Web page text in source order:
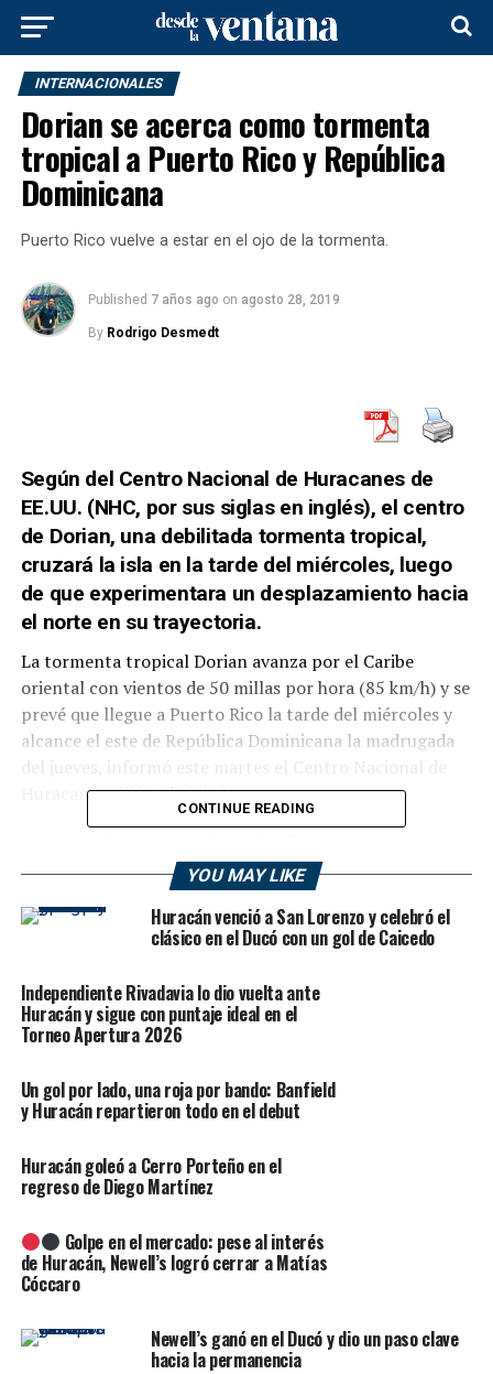
INTERNACIONALES
Dorian se acerca como tormenta
tropical a Puerto Rico y República
Dominicana
Puerto Rico vuelve a estar en el ojo de la tormenta.
Published 7 años ago on agosto 28, 2019
By Rodrigo Desmedt
Según del Centro Nacional de Huracanes de
EE.UU. (NHC, por sus siglas en inglés), el centro
de Dorian, una debilitada tormenta tropical,
cruzará la isla en la tarde del miércoles, luego
de que experimentara un desplazamiento hacia
el norte en su trayectoria.
La tormenta tropical Dorian avanza por el Caribe
oriental con vientos de 50 millas por hora (85 km/h) y se
prevé que llegue a Puerto Rico la tarde del miércoles y
alcance el este de República Dominicana la madrugada
del jueves, informó este martes el Centro Nacional de
Huracanes (NHC) de EE.UU.
más probable es que Dorian llegue tanto a Puerto Rico
como a República Dominicana como tormenta tropical,
aunque “no descarta” un posible fortalecimiento hasta
alcanzar la categoría de huracán y pidió a ambos países
Después de pasar Puerto Rico, se espera que la tormenta
llegue al noreste de República Dominicana el miércoles
jueves y viernes.
una alerta de huracán en el este del país y, de acuerdo
con el CNH, la alerta de huracán se mantiene para la
zona comprendida entre isla Saona hasta Samana,
territorio que comprende Punta Cana, el principal
complejo turístico del país
La Oficina Nacional de Meteorología (Onamet) de
Dominicana, por su parte, también emitió una alertas de
CONTINUE READING
YOU MAY LIKE
Huracán venció a San Lorenzo y celebró el
clásico en el Ducó con un gol de Caicedo
Independiente Rivadavia lo dio vuelta ante
Huracán y sigue con puntaje ideal en el
Torneo Apertura 2026
Un gol por lado, una roja por bando: Banfield
y Huracán repartieron todo en el debut
Huracán goleó a Cerro Porteño en el
regreso de Diego Martínez
Golpe en el mercado: pese al interés
de Huracán, Newell’s logró cerrar a Matías
Cóccaro
Newell’s ganó en el Ducó y dio un paso clave
hacia la permanencia